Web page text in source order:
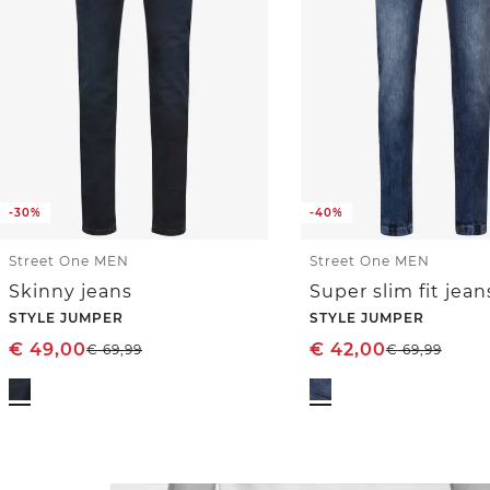
-30%
Street One MEN
Skinny jeans
STYLE JUMPER
€ 49,00€69,99
-40%
Street One MEN
Super slim fit
STYLE JUMPER
€ 42,00€69,99